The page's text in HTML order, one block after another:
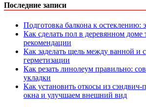
Последние записи
Подготовка балкона к остеклению:
Как сделать пол в деревянном
рекомендации
Как заделать щель между ванной и
герметизации
Как резать линолеум правильно:
укладки
Как установить откосы из сэндвич-
окна и улучшаем внешний вид